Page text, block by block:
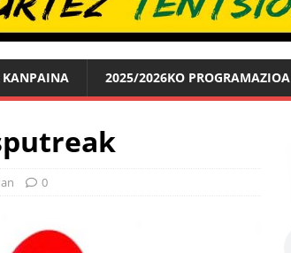
2025/2026KO PROGRAMAZIOA
0